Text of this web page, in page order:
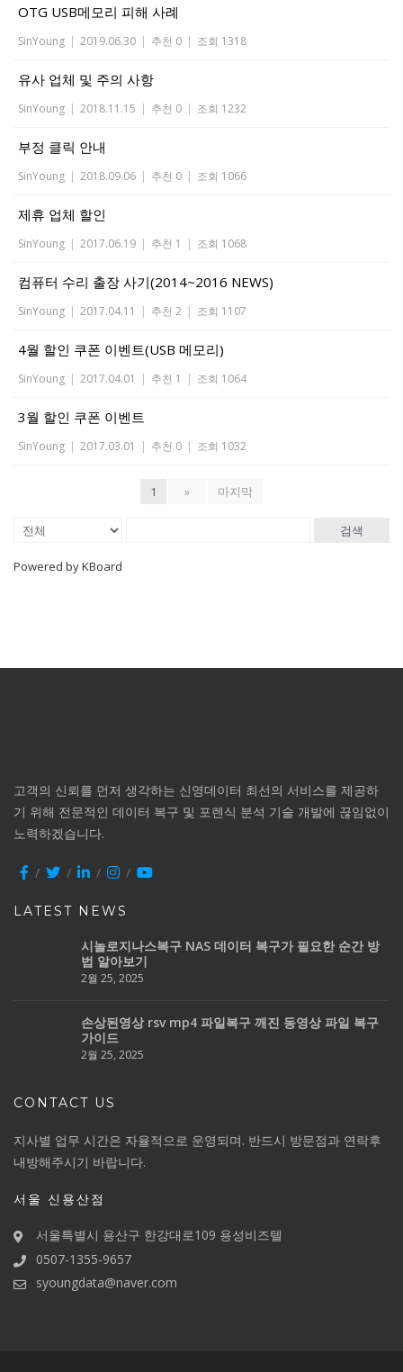
OTG USB메모리 피해 사례
SinYoung | 2019.06.30 | 추천 0 | 조회 1318
유사 업체 및 주의 사항
SinYoung | 2018.11.15 | 추천 0 | 조회 1232
부정 클릭 안내
SinYoung | 2018.09.06 | 추천 0 | 조회 1066
제휴 업체 할인
SinYoung | 2017.06.19 | 추천 1 | 조회 1068
컴퓨터 수리 출장 사기(2014~2016 NEWS)
SinYoung | 2017.04.11 | 추천 2 | 조회 1107
4월 할인 쿠폰 이벤트(USB 메모리)
SinYoung | 2017.04.01 | 추천 1 | 조회 1064
3월 할인 쿠폰 이벤트
SinYoung | 2017.03.01 | 추천 0 | 조회 1032
1 » 마지막
검색
Powered by KBoard
고객의 신뢰를 먼저 생각하는 신영데이터 최선의 서비스를 제공하
기 위해 전문적인 데이터 복구 및 포렌식 분석 기술 개발에 끊임없이
노력하겠습니다.
LATEST NEWS
시놀로지나스복구 NAS 데이터 복구가 필요한 순간 방
법 알아보기
2월 25, 2025
손상된영상 rsv mp4 파일복구 깨진 동영상 파일 복구
가이드
2월 25, 2025
CONTACT US
지사별 업무 시간은 자율적으로 운영되며. 반드시 방문점과 연락후
내방해주시기 바랍니다.
서울 신용산점
서울특별시 용산구 한강대로109 용성비즈텔
0507-1355-9657
syoungdata@naver.com